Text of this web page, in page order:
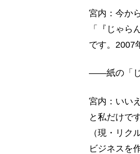
宮内：今か
「『じゃら
です。2007
――紙の「じ
宮内：いい
と私だけで
（現・リク
ビジネスを